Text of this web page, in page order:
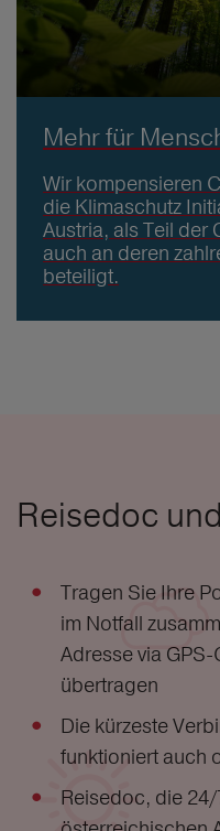
Mehr für
Wir kompensieren
die Klimaschutz
Austria, als Teil der
auch an deren
beteiligt.
Reisedoc
Tragen Sie Ihre
im Notfall
Adresse via
übertragen
Die kürzeste
funktioniert auch
Reisedoc, die